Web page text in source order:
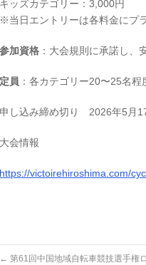
キッズカテゴリー：3,000円
※当日エントリーは各料金にプ
参加資格 ：大会規則に承諾し、
定員 ：各カテゴリー20〜25名程
申し込み締め切り 2026年5月
大会情報
https://victoirehiroshima.com/
← 第61回中国地域自転車競技選手権